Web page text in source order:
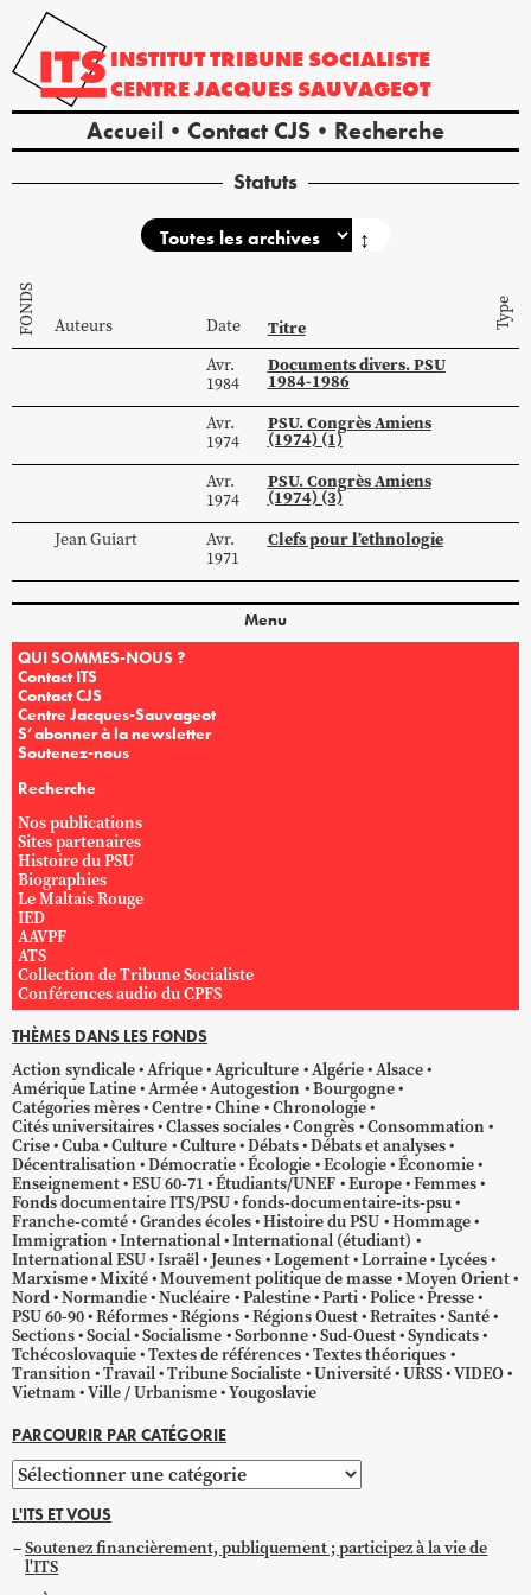
INSTITUTTRIBUNE SOCIALISTE
CENTREJACQUES SAUVAGEOT
Accueil Contact CJS Recherche
Statuts
↕
FONDS Auteurs Date Titre Type
Avr.
1984
Documents divers. PSU
1984-1986
Avr.
1974
PSU. Congrès Amiens
(1974) (1)
Avr.
1974
PSU. Congrès Amiens
(1974) (3)
JeanGuiart
Avr.
1971
Clefs pour l’ethnologie
Menu
QUI SOMMES-NOUS ?
Contact ITS
Contact CJS
Centre Jacques-Sauvageot
S’abonner à la newsletter
Soutenez-nous
Recherche
Nos publications
Sites partenaires
Histoire du PSU
Biographies
Le Maltais Rouge
IED
AAVPF
ATS
Collection de Tribune Socialiste
Conférences audio du CPFS
THÈMES DANS LES FONDS
Action syndicale Afrique Agriculture Algérie Alsace
Amérique Latine Armée Autogestion
Bourgogne
Catégories mères Centre Chine Chronologie
Cités universitaires Classes sociales Congrès Consommation
Crise Cuba Culture Culture Débats Débats et analyses
Décentralisation Démocratie Écologie Ecologie Économie
Enseignement ESU 60-71 Étudiants/UNEF Europe Femmes
Fonds documentaire ITS/PSU fonds-documentaire-its-psu
Franche-comté Grandes écoles Histoire du PSU Hommage
Immigration International International (étudiant)
International ESU Israël Jeunes Logement Lorraine Lycées
Marxisme Mixité Mouvement politique de masse Moyen Orient
Nord Normandie Nucléaire Palestine Parti Police Presse
PSU 60-90 Réformes Régions Régions Ouest Retraites Santé
Sections Social Socialisme Sorbonne Sud-Ouest Syndicats
Tchécoslovaquie Textes de références Textes théoriques
Transition Travail Tribune Socialiste Université URSS VIDEO
Vietnam Ville / Urbanisme Yougoslavie
PARCOURIR PAR CATÉGORIE
Parcourir
par
catégorie
L'ITS ET VOUS
Soutenez financièrement, publiquement ; participez à la vie de
l'ITS